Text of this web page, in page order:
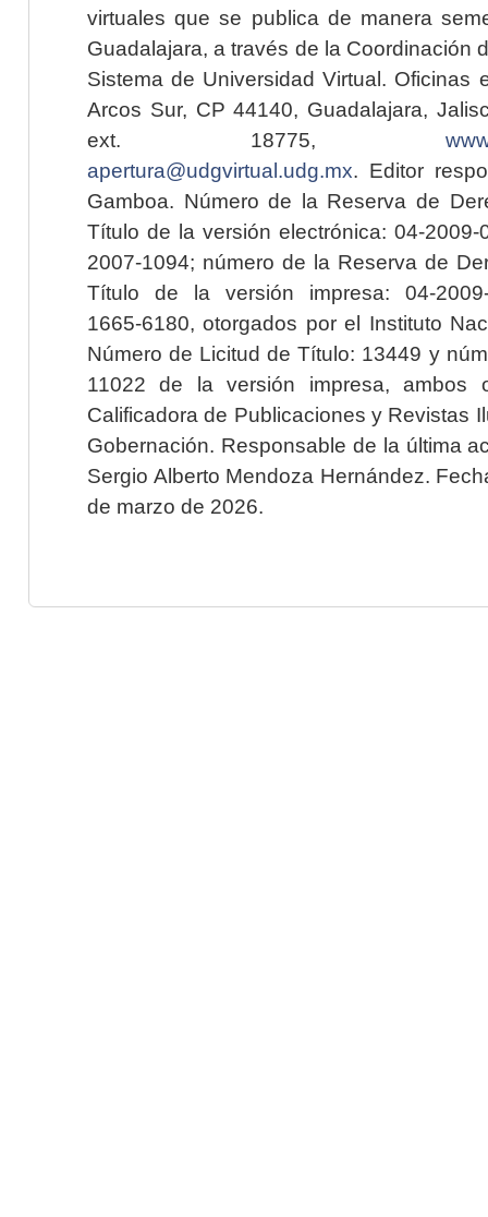
virtuales que se publica de manera
Guadalajara, a través de la Coordinación
Sistema de Universidad Virtual. Oficinas
Arcos Sur, CP 44140, Guadalajara,
ext. 18775,
apertura@udgvirtual.udg.mx. Editor
Gamboa. Número de la Reserva de
Título de la versión electrónica: 04-2009-
2007-1094; número de la Reserva de
Título de la versión impresa: 04-2009-
1665-6180, otorgados por el Instituto
Número de Licitud de Título: 13449 y
11022 de la versión impresa, ambos
Calificadora de Publicaciones y Revistas
Gobernación. Responsable de la última
Sergio Alberto Mendoza Hernández.
de marzo de 2026.